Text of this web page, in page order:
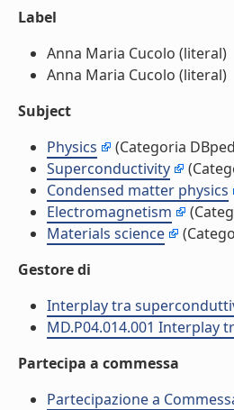
Label
Anna Maria Cucolo (literal)
Anna Maria Cucolo (literal)
Subject
Physics
(Categoria
Superconductivity
Condensed matter physics
Electromagnetism
Materials science
Gestore di
Interplay tra
MD.P04.014.001 Interplay
Partecipa a commessa
Partecipazione a